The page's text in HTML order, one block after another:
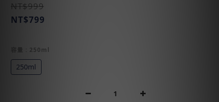
NT$999
NT$799
: 250ml
250ml